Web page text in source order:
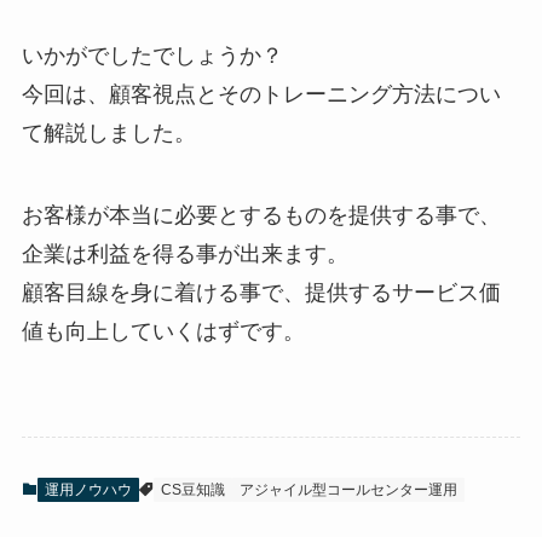
いかがでしたでしょうか？
今回は、顧客視点とそのトレーニング方法につい
て解説しました。
お客様が本当に必要とするものを提供する事で、
企業は利益を得る事が出来ます。
顧客目線を身に着ける事で、提供するサービス価
値も向上していくはずです。
運用ノウハウ CS豆知識 アジャイル型コールセンター運用